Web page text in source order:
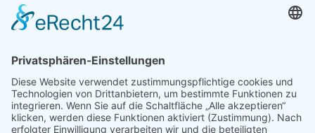
Archiv
Mediadaten
Fotos und Logos
Presseaussendungen
Presse
Presseinformationen abonnieren